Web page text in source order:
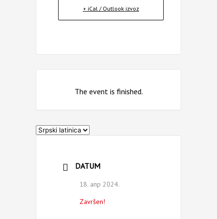
+ iCal / Outlook izvoz
The event is finished.
Izaberite
DATUM
18. апр 2024.
Završen!